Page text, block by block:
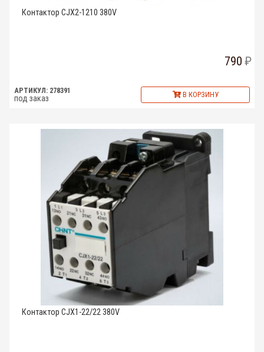
Контактор CJX2-1210 380V
790
АРТИКУЛ: 278391
под заказ В КОРЗИНУ
Контактор CJX1-22/22 380V